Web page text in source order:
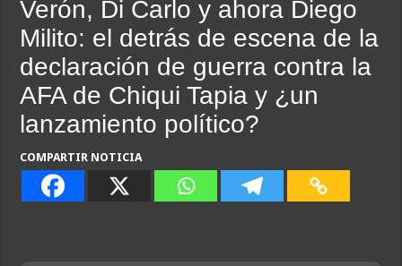
Verón, Di Carlo y ahora Diego
Milito: el detrás de escena de la
declaración de guerra contra la
AFA de Chiqui Tapia y ¿un
lanzamiento político?
COMPARTIR NOTICIA